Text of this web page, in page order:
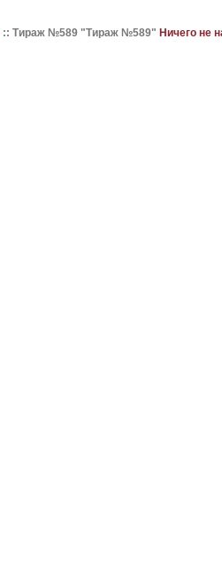
:: Тираж №589 "Тираж №589" Ничего не